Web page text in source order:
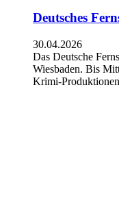
Deutsches
30.04.2026
Das Deutsche
Wiesbaden. Bis
Krimi-